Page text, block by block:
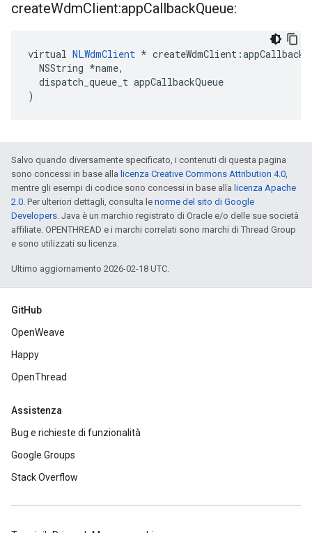
createWdmClient:appCallbackQueue:
virtual NLWdmClient *
  NSString *name,
  dispatch_queue_t appCallbackQueue
)
Salvo quando diversamente specificato, i contenuti di questa pagina
sono concessi in base alla licenza Creative Commons Attribution 4.0,
mentre gli esempi di codice sono concessi in base alla licenza Apache
2.0. Per ulteriori dettagli, consulta le norme del sito di Google
Developers. Java è un marchio registrato di Oracle e/o delle sue società
affiliate. OPENTHREAD e i marchi correlati sono marchi di Thread Group
e sono utilizzati su licenza.
Ultimo aggiornamento 2026-02-18 UTC.
GitHub
OpenWeave
Happy
OpenThread
Assistenza
Bug e richieste di funzionalità
Google Groups
Stack Overflow